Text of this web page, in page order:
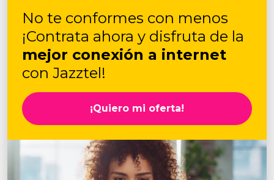
No te conformes con menos
¡Contrata ahora y disfruta de la
mejor conexión a internet
con Jazztel!
¡Quiero mi oferta!